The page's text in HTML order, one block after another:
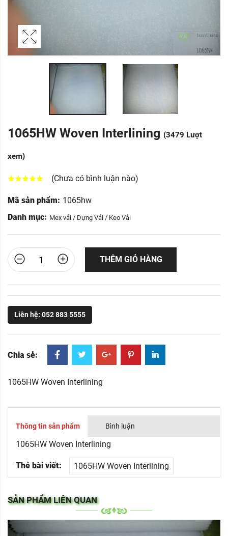
1065HW Woven Interlining (3479 Lượt
xem)
(Chưa có bình luận nào)
Mã sản phẩm: 1065hw
Danh mục: Mex vải / Dựng Vải / Keo Vải
THÊM GIỎ HÀNG
Liên hệ: 052 883 5555
Chia sẻ:
1065HW Woven Interlining
Thông tin sản phẩm Bình luận
1065HW Woven Interlining
Thẻ bài viết: 1065HW Woven Interlining
SẢN PHẨM LIÊN QUAN